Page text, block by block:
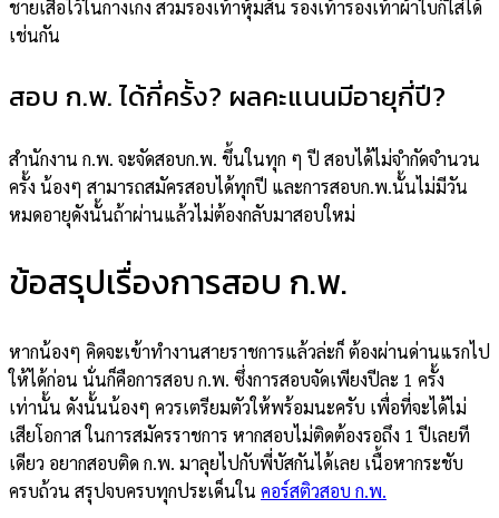
ชายเสื้อไว้ในกางเกง สวมรองเท้าหุ้มส้น รองเท้ารองเท้าผ้าใบก็ใส่ได้
เช่นกัน
สอบ ก.พ. ได้กี่ครั้ง? ผลคะแนนมีอายุกี่ปี?
สำนักงาน ก.พ. จะจัดสอบก.พ. ขึ้นในทุก ๆ ปี สอบได้ไม่จำกัดจำนวน
ครั้ง น้องๆ สามารถสมัครสอบได้ทุกปี และการสอบก.พ.นั้นไม่มีวัน
หมดอายุดังนั้นถ้าผ่านแล้วไม่ต้องกลับมาสอบใหม่
ข้อสรุปเรื่องการสอบ ก.พ.
หากน้องๆ คิดจะเข้าทำงานสายราชการแล้วล่ะก็ ต้องผ่านด่านแรกไป
ให้ได้ก่อน นั่นก็คือการสอบ ก.พ. ซึ่งการสอบจัดเพียงปีละ 1 ครั้ง
เท่านั้น ดังนั้นน้องๆ ควรเตรียมตัวให้พร้อมนะครับ เพื่อที่จะได้ไม่
เสียโอกาส ในการสมัครราชการ หากสอบไม่ติดต้องรอถึง 1 ปีเลยที
เดียว อยากสอบติด ก.พ. มาลุยไปกับพี่บัสกันได้เลย เนื้อหากระชับ
ครบถ้วน สรุปจบครบทุกประเด็นใน คอร์สติวสอบ ก.พ.